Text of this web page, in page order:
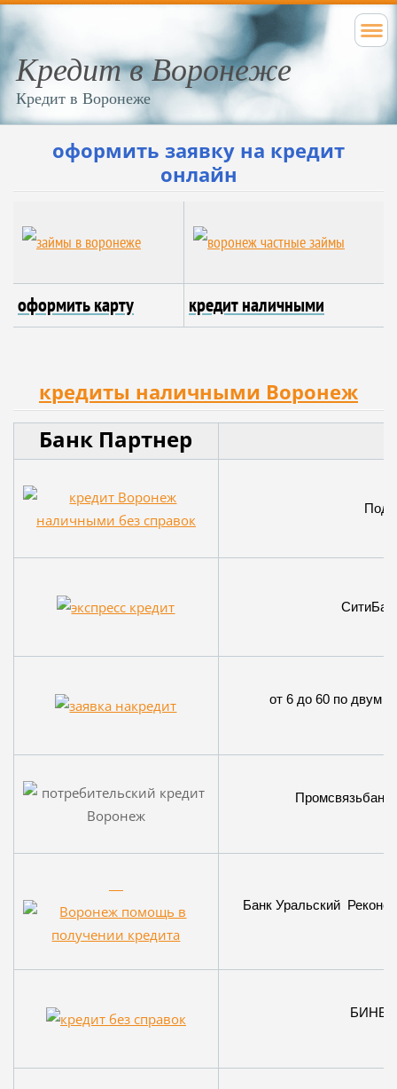
Кредит в Воронеже
Кредит в Воронеже
оформить заявку на кредит
онлайн
оформить карту кредит наличными
кредиты наличными Воронеж
Банк Партнер
от 6 до 60 по двум
Промсвязьбанк
Банк Уральский